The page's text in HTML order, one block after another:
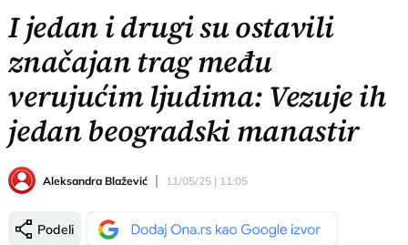
I jedan i drugi su ostavili
značajan trag među
verujućim ljudima: Vezuje ih
jedan beogradski manastir
Aleksandra Blažević 11/05/25 | 11:05
Podeli